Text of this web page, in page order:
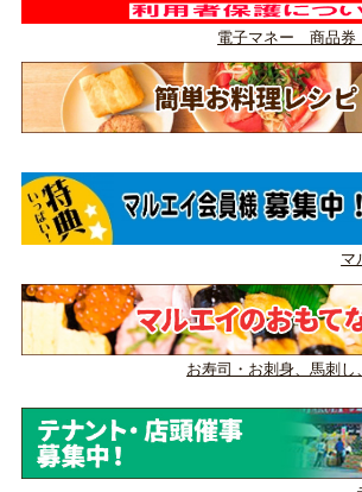
電子マネー 商品券
マ
お寿司・お刺身、馬刺し